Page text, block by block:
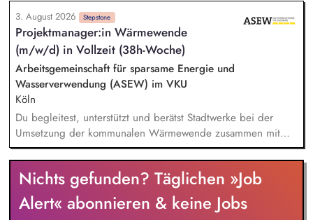
eigenständig die Planung und Durchführung von Projekten im
Kontext Nachhaltigkeit. Bei der Mitarbeit im Rahmen der
Nachhaltigkeitsberichtserstattung. Mitwirkung bei der Planung
und Durchführung von Nachhaltigkeitsprojekten (z.B. durch
die Erstellung von Präsentationen, Projektdokumentationen
und Analysen sowie durch die Vorbereitung und Begleitung
interner Termine).
3. August 2026 Stepstone
Projektmanager:in Wärmewende
(m/w/d) in Vollzeit (38h-Woche)
Arbeitsgemeinschaft für sparsame Energie und
Wasserverwendung (ASEW) im VKU
Köln
Du begleitest, unterstützt und berätst Stadtwerke bei der
Umsetzung der kommunalen Wärmewende zusammen mit
dem Wärmeteam bei der ASEW. Im Fokus stehen
insbesondere vertriebliche Strategien für die Fernwärme, der
Aufbau erneuerbarer Wärmenetze sowie der Ausbau
bestehender Fernwärmesysteme. Du unterstützt Stadtwerke,
wie sie ihre Fernwärmeabrechnung zukunftsfähig aufstellen
Nichts gefunden? Täglichen »Job
Alert« abonnieren & keine Jobs